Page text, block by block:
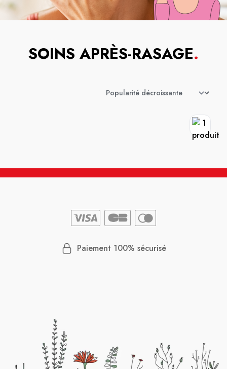
SOINS APRÈS-RASAGE.
Paiement 100% sécurisé